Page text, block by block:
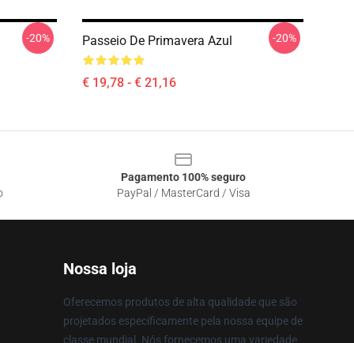
-20% Passeio De Primavera Azul
€ 19,78 - € 21,16
-20%
Pagamento 100% seguro
PayPal / MasterCard / Visa
Nossa loja
Oferecemos produtos de alta qualidade que são
projetados especificamente pela nossa equipe de
classe mundial. Nós fornecemos uma variedade